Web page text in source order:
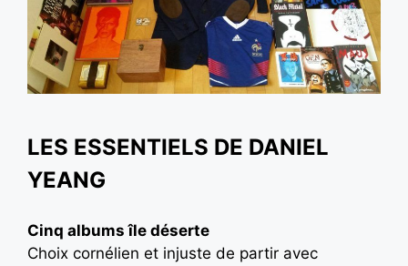
LES ESSENTIELS DE DANIEL
YEANG
Cinq albums île déserte
Choix cornélien et injuste de partir avec